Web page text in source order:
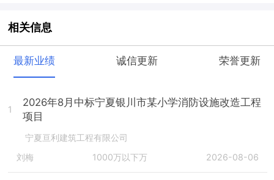
相关信息
最新业绩 诚信更新 荣誉更新
1
2026年8月中标宁夏银川市某小学消防设施改造工程
项目
宁夏亘利建筑工程有限公司
刘梅
1000万以下万 2026-08-06